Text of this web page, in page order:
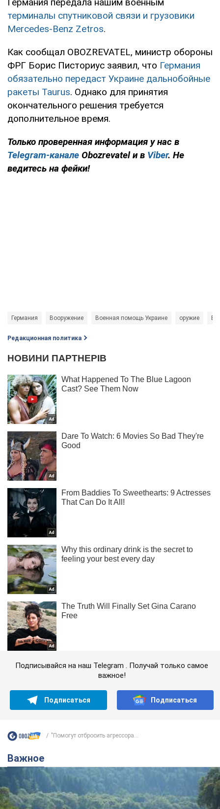
терминалы спутниковой связи и грузовики
Mercedes-Benz Zetros.
Как сообщал OBOZREVATEL, министр обороны
ФРГ Борис Писториус заявил, что Германия
обязательно передаст Украине дальнобойные
ракеты Taurus. Однако для принятия
окончательного решения требуется
дополнительное время.
Только проверенная информация у нас в
Telegram-канале Obozrevatel и в Viber. Не
ведитесь на фейки!
Германия Вооружение Военная помощь Украине оружие
Редакционная политика
Подписывайся на наш Telegram . Получай только самое
важное!
Подписаться Подписаться
"Помогут отбросить агрессора...
Важное